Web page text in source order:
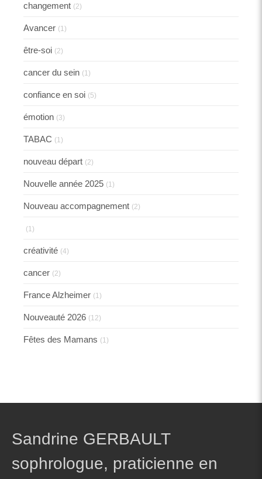
changement (2)
Avancer (1)
être-soi (2)
cancer du sein (1)
confiance en soi (5)
émotion (3)
TABAC (1)
nouveau départ (2)
Nouvelle année 2025 (1)
Nouveau accompagnement (2)
(1)
créativité (4)
cancer (2)
France Alzheimer (1)
Nouveauté 2026 (12)
Fêtes des Mamans (1)
Sandrine GERBAULT
sophrologue, praticienne en